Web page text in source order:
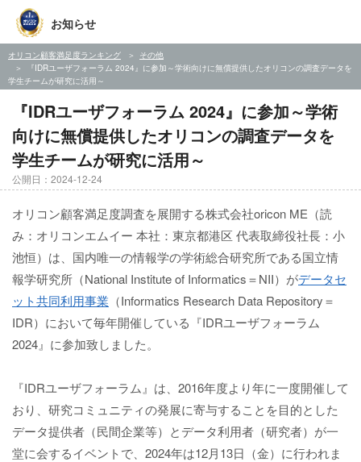
お知らせ
オリコン顧客満足度ランキング
その他
『IDRユーザフォーラム 2024』に参加～学術向けに無償提供したオリコンの調査データを
学生チームが研究に活用～
『IDRユーザフォーラム 2024』に参加～学術
向けに無償提供したオリコンの調査データを
学生チームが研究に活用～
公開日：2024-12-24
オリコン顧客満足度調査を展開する株式会社oricon ME（読
み：オリコンエムイー 本社：東京都港区 代表取締役社長：小
池恒）は、国内唯一の情報学の学術総合研究所である国立情
報学研究所（National Institute of Informatics＝NII）がデータセ
ット共同利用事業 （Informatics Research Data Repository＝
IDR）において毎年開催している『IDRユーザフォーラム
2024』に参加致しました。
『IDRユーザフォーラム』は、2016年度より年に一度開催して
おり、研究コミュニティの発展に寄与することを目的とした
データ提供者（民間企業等）とデータ利用者（研究者）が一
堂に会するイベントで、2024年は12月13日（金）に行われま